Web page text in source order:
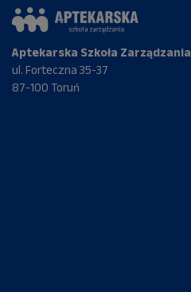
Aptekarska Szkoła Zarządzania
ul. Forteczna 35-37
87-100 Toruń